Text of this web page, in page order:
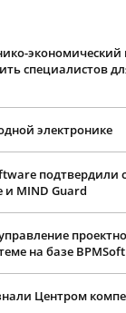
специалистов
электронике
подтвердили
и MIND Guard
на базе BPMSoft
Центром